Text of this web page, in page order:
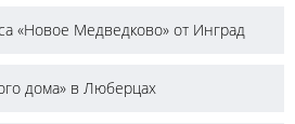
«Новое Медведково» от Инград
дома» в Люберцах